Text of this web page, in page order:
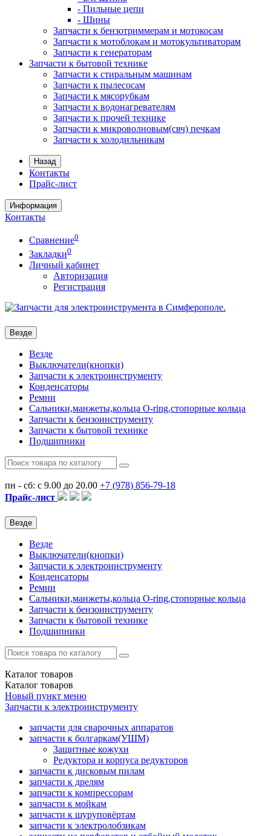
- Пильные цепи
- Шины
Запчасти к бензотриммерам и мотокосам
Запчасти к мотоблокам и мотокультиваторам
Запчасти к генераторам
Запчасти к бытовой технике
Запчасти к стиральным машинам
Запчасти к пылесосам
Запчасти к мясорубкам
Запчасти к водонагревателям
Запчасти к прочей технике
Запчасти к микроволновым(свч) печкам
Запчасти к холодильникам
Назад
Контакты
Прайс-лист
Информация
Контакты
Сравнение0
Закладки0
Личный кабинет
Авторизация
Регистрация
Везде
Везде
Выключатели(кнопки)
Запчасти к электроинструменту
Конденсаторы
Ремни
Сальники,манжеты,кольца О-ring,стопорные кольца
Запчасти к бензоинструменту
Запчасти к бытовой технике
Подшипники
пн - сб: с 9.00 до 20.00 +7 (978) 856-79-18
Прайс-лист
Везде
Везде
Выключатели(кнопки)
Запчасти к электроинструменту
Конденсаторы
Ремни
Сальники,манжеты,кольца О-ring,стопорные кольца
Запчасти к бензоинструменту
Запчасти к бытовой технике
Подшипники
Каталог товаров
Каталог товаров
Новый пункт меню
Запчасти к электроинструменту
запчасти для сварочных аппаратов
запчасти к болгаркам(УШМ)
Защитные кожухи
Редуктора и корпуса редукторов
запчасти к дисковым пилам
запчасти к дрелям
запчасти к компрессорам
запчасти к мойкам
запчасти к шуруповёртам
запчасти к электролобзикам